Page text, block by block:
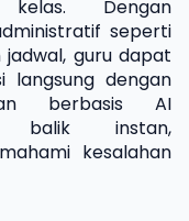
kelas. Dengan
seperti
guru dapat
langsung dengan
berbasis AI
balik instan,
kesalahan